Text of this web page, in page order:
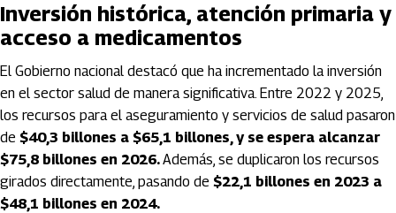
Inversión histórica, atención primaria y
acceso a medicamentos
El Gobierno nacional destacó que ha incrementado la inversión
en el sector salud de manera significativa. Entre 2022 y 2025,
los recursos para el aseguramiento y servicios de salud pasaron
de $40,3 billones a $65,1 billones, y se espera alcanzar
$75,8 billones en 2026.Además, se duplicaron los recursos
girados directamente, pasando de $22,1 billones en 2023 a
$48,1 billones en 2024.